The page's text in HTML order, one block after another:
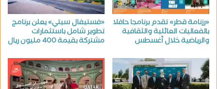
«رزنامة قطر» تقدم برنامجا حافلا
بالفعاليات العائلية والثقافية
والرياضية خلال أغسطس
«فستيفال سيتي» يعلن برنامج
تطوير شامل باستثمارات
مشتركة بقيمة 400 مليون ريال